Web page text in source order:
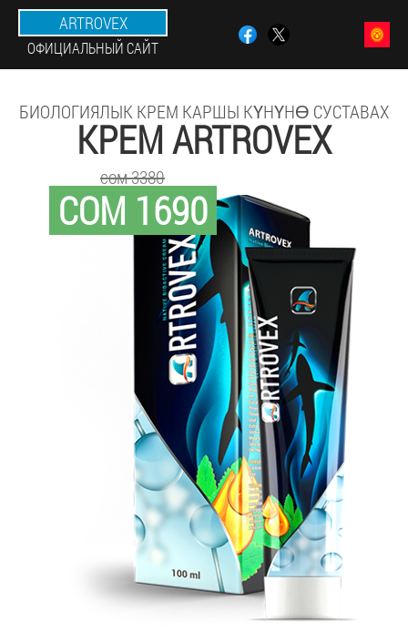
ARTROVEX
ОФИЦИАЛЬНЫЙ САЙТ
БИОЛОГИЯЛЫК КРЕМ КАРШЫ КҮНҮНӨ СУСТАВАХ
КРЕМ ARTROVEX
СОМ 1690
сом 3380